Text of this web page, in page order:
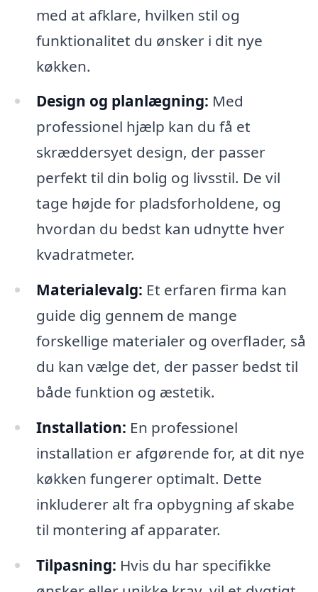
med at afklare, hvilken stil og
funktionalitet du ønsker i dit nye
køkken.
Design og planlægning: Med
professionel hjælp kan du få et
skræddersyet design, der passer
perfekt til din bolig og livsstil. De vil
tage højde for pladsforholdene, og
hvordan du bedst kan udnytte hver
kvadratmeter.
Materialevalg: Et erfaren firma kan
guide dig gennem de mange
forskellige materialer og overflader, så
du kan vælge det, der passer bedst til
både funktion og æstetik.
Installation: En professionel
installation er afgørende for, at dit nye
køkken fungerer optimalt. Dette
inkluderer alt fra opbygning af skabe
til montering af apparater.
Tilpasning: Hvis du har specifikke